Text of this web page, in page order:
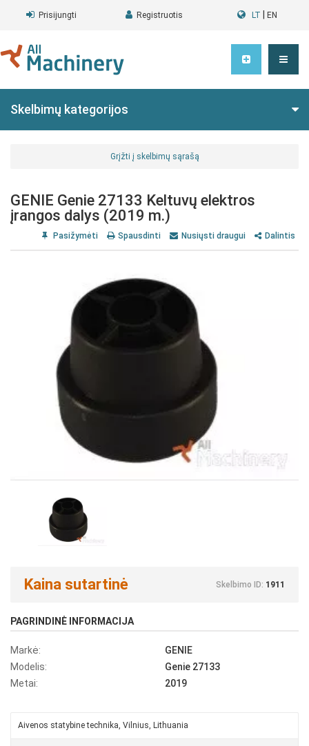
Prisijungti Registruotis LT EN
Skelbimų kategorijos
Grįžti į skelbimų sąrašą
GENIE Genie 27133 Keltuvų elektros
įrangos dalys (2019 m.)
Pasižymėti Spausdinti Nusiųsti draugui Dalintis
Kaina sutartinė Skelbimo ID: 1911
PAGRINDINĖ INFORMACIJA
Markė:
GENIE
Modelis:
Genie 27133
Metai:
2019
Aivenos statybine technika, Vilnius, Lithuania